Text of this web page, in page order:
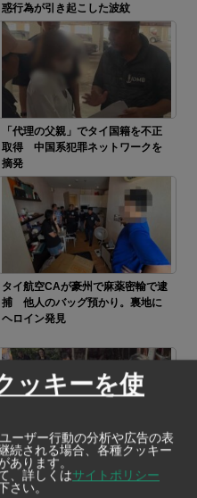
惑行為が引き起こした波紋
「代理の父親」でタイ国籍を不正
取得 中国系犯罪ネットワークを
摘発
タイ航空CAが豪州で麻薬密輸で逮
捕 他人のバッグ預かり。裏地に
ヘロイン発見
ナタを手に教師を追い回した9歳の
児童 学校で起きた事件が問いか
けたもの
ッキーを使
ーザー行動の分析や広告の表
続される場合、各種クッキー
あります。
、詳しくはサイトポリシー
さい。